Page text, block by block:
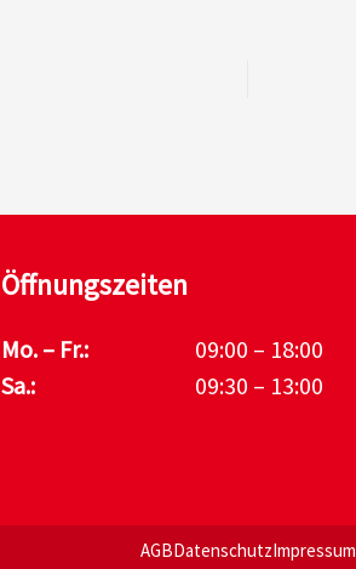
Öffnungszeiten
Mo. – Fr.:
09:00 – 18:00
Sa.:
09:30 – 13:00
AGBDatenschutzImpressum